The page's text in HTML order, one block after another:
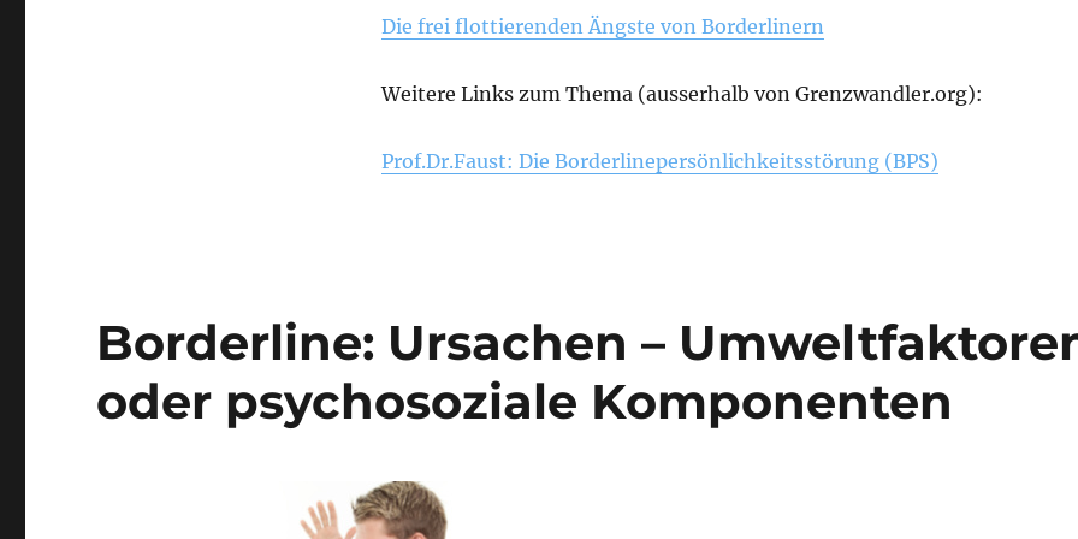
Die frei flottierenden Ängste von Borderlinern
Weitere Links zum Thema (ausserhalb von Grenzwandler.org):
Prof.Dr.Faust: Die Borderlinepersönlichkeitsstörung (BPS)
Borderline: Ursachen –
oder psychosoziale Komponenten